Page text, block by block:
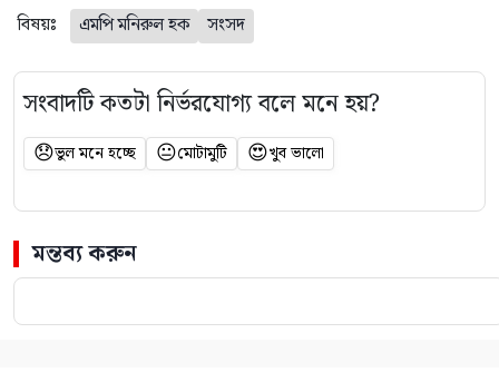
বিষয়ঃ এমপি মনিরুল হক সংসদ
সংবাদটি কতটা নির্ভরযোগ্য বলে মনে হয়?
😞ভুল মনে হচ্ছে 😐মোটামুটি 😍খুব ভালো
মন্তব্য করুন